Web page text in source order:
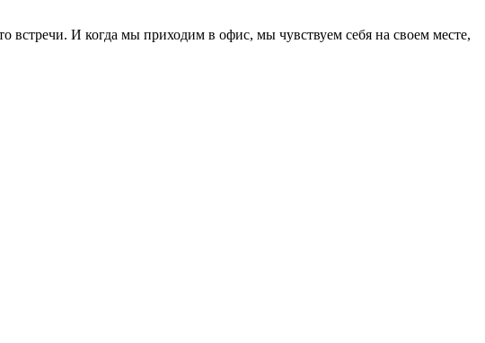
встречи. И когда мы приходим в офис, мы чувствуем себя на своем месте,